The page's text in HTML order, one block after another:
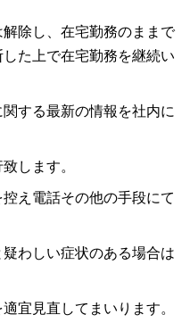
除し、在宅勤務のままで
た上で在宅勤務を継続い
する最新の情報を社内に
します。
え電話その他の手段にて
わしい症状のある場合は
宜見直してまいります。